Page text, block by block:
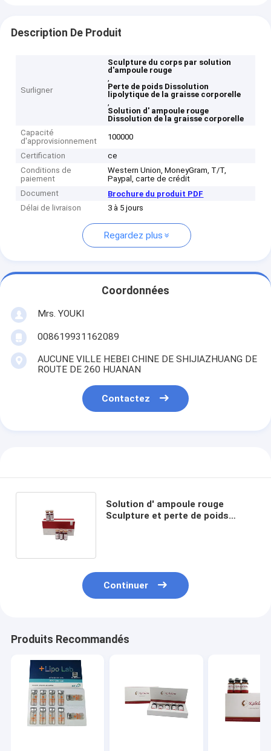
Description De Produit
Surligner
Sculpture du corps par solution
d'ampoule rouge
,
Perte de poids Dissolution
lipolytique de la graisse corporelle
,
Solution d' ampoule rouge
Dissolution de la graisse corporelle
Capacité
d'approvisionnement
100000
Certification
ce
Conditions de
paiement
Western Union, MoneyGram, T/T,
Paypal, carte de crédit
Document
Brochure du produit PDF
Délai de livraison
3 à 5 jours
Regardez plus
Coordonnées
Mrs. YOUKI
008619931162089
AUCUNE VILLE HEBEI CHINE DE SHIJIAZHUANG DE
ROUTE DE 260 HUANAN
Contactez
Solution d' ampoule rouge
Sculpture et perte de poids
Continuer
Produits Recommandés